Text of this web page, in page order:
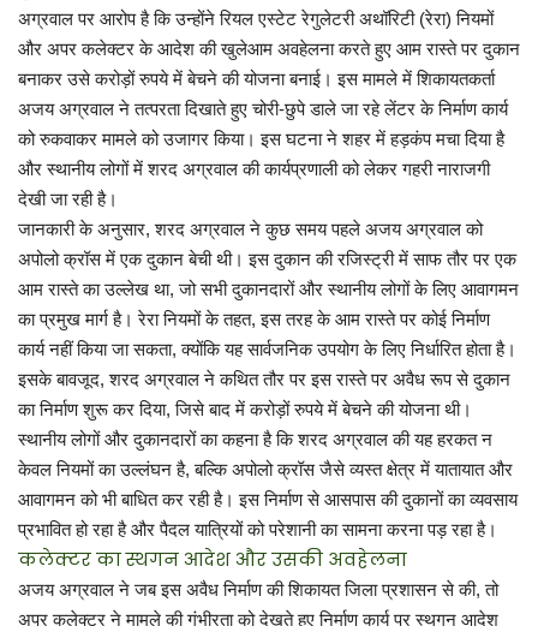
अग्रवाल पर आरोप है कि उन्होंने रियल एस्टेट रेगुलेटरी अथॉरिटी (रेरा) नियमों
और अपर कलेक्टर के आदेश की खुलेआम अवहेलना करते हुए आम रास्ते पर दुकान
बनाकर उसे करोड़ों रुपये में बेचने की योजना बनाई। इस मामले में शिकायतकर्ता
अजय अग्रवाल ने तत्परता दिखाते हुए चोरी-छुपे डाले जा रहे लेंटर के निर्माण कार्य
को रुकवाकर मामले को उजागर किया। इस घटना ने शहर में हड़कंप मचा दिया है
और स्थानीय लोगों में शरद अग्रवाल की कार्यप्रणाली को लेकर गहरी नाराजगी
देखी जा रही है।
जानकारी के अनुसार, शरद अग्रवाल ने कुछ समय पहले अजय अग्रवाल को
अपोलो क्रॉस में एक दुकान बेची थी। इस दुकान की रजिस्ट्री में साफ तौर पर एक
आम रास्ते का उल्लेख था, जो सभी दुकानदारों और स्थानीय लोगों के लिए आवागमन
का प्रमुख मार्ग है। रेरा नियमों के तहत, इस तरह के आम रास्ते पर कोई निर्माण
कार्य नहीं किया जा सकता, क्योंकि यह सार्वजनिक उपयोग के लिए निर्धारित होता है।
इसके बावजूद, शरद अग्रवाल ने कथित तौर पर इस रास्ते पर अवैध रूप से दुकान
का निर्माण शुरू कर दिया, जिसे बाद में करोड़ों रुपये में बेचने की योजना थी।
स्थानीय लोगों और दुकानदारों का कहना है कि शरद अग्रवाल की यह हरकत न
केवल नियमों का उल्लंघन है, बल्कि अपोलो क्रॉस जैसे व्यस्त क्षेत्र में यातायात और
आवागमन को भी बाधित कर रही है। इस निर्माण से आसपास की दुकानों का व्यवसाय
प्रभावित हो रहा है और पैदल यात्रियों को परेशानी का सामना करना पड़ रहा है।
कलेक्टर का स्थगन आदेश और उसकी अवहेलना
अजय अग्रवाल ने जब इस अवैध निर्माण की शिकायत जिला प्रशासन से की, तो
अपर कलेक्टर ने मामले की गंभीरता को देखते हुए निर्माण कार्य पर स्थगन आदेश